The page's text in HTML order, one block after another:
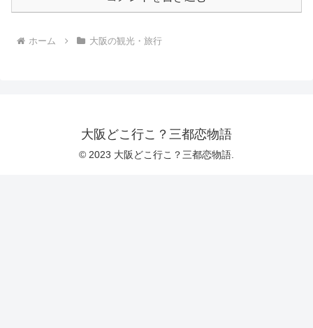
ホーム 大阪の観光・旅行
大阪どこ行こ？三都恋物語
© 2023 大阪どこ行こ？三都恋物語.